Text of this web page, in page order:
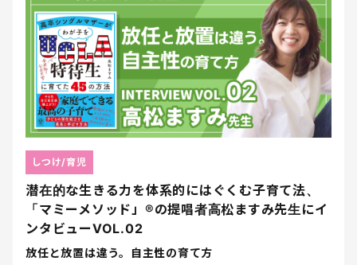
潜在的な生きる力を体系的にはぐくむ子育て法、
「マミーメソッド」®︎の提唱者高松ますみ先生にイ
ンタビューVOL.02
放任と放置は違う。自主性の育て方
しつけ/育児